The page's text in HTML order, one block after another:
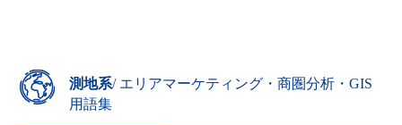
測地系/ エリアマーケティング・商圏分析・GIS
用語集